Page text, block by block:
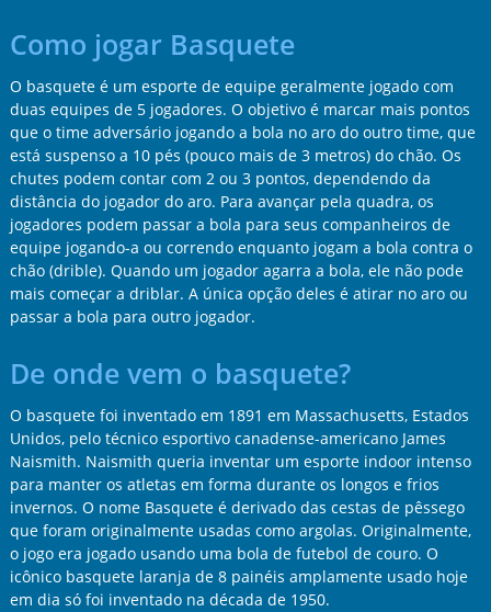
Como jogar Basquete
O basquete é um esporte de equipe geralmente jogado com
duas equipes de 5 jogadores. O objetivo é marcar mais pontos
que o time adversário jogando a bola no aro do outro time, que
está suspenso a 10 pés (pouco mais de 3 metros) do chão. Os
chutes podem contar com 2 ou 3 pontos, dependendo da
distância do jogador do aro. Para avançar pela quadra, os
jogadores podem passar a bola para seus companheiros de
equipe jogando-a ou correndo enquanto jogam a bola contra o
chão (drible). Quando um jogador agarra a bola, ele não pode
mais começar a driblar. A única opção deles é atirar no aro ou
passar a bola para outro jogador.
De onde vem o basquete?
O basquete foi inventado em 1891 em Massachusetts, Estados
Unidos, pelo técnico esportivo canadense-americano James
Naismith. Naismith queria inventar um esporte indoor intenso
para manter os atletas em forma durante os longos e frios
invernos. O nome Basquete é derivado das cestas de pêssego
que foram originalmente usadas como argolas. Originalmente,
o jogo era jogado usando uma bola de futebol de couro. O
icônico basquete laranja de 8 painéis amplamente usado hoje
em dia só foi inventado na década de 1950.